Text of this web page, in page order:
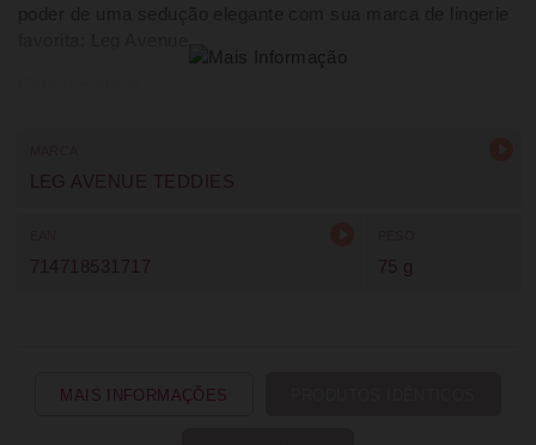
LEG AVENUE TEDDIES
714718531717 75 g
MAIS INFORMAÇÕES